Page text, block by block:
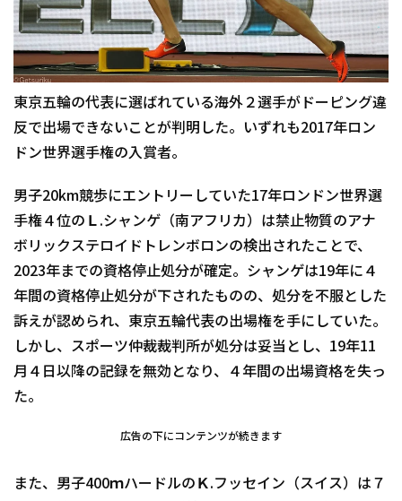
東京五輪の代表に選ばれている海外２選手がドーピング違
反で出場できないことが判明した。いずれも2017年ロン
ドン世界選手権の入賞者。
男子20km競歩にエントリーしていた17年ロンドン世界選
手権４位のＬ.シャンゲ（南アフリカ）は禁止物質のアナ
ボリックステロイドトレンボロンの検出されたことで、
2023年までの資格停止処分が確定。シャンゲは19年に４
年間の資格停止処分が下されたものの、処分を不服とした
訴えが認められ、東京五輪代表の出場権を手にしていた。
しかし、スポーツ仲裁裁判所が処分は妥当とし、19年11
月４日以降の記録を無効となり、４年間の出場資格を失っ
た。
広告の下にコンテンツが続きます
また、男子400ｍハードルのＫ.フッセイン（スイス）は７